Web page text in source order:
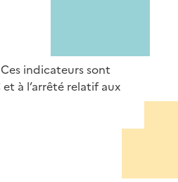
indicateurs sont
à l’arrêté relatif aux